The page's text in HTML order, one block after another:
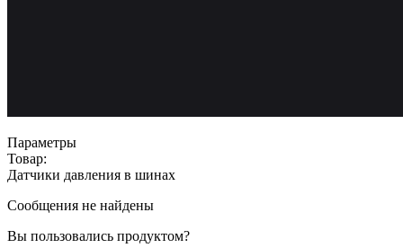
Параметры
Товар:
Датчики давления в шинах
Сообщения не найдены
Вы пользовались продуктом?